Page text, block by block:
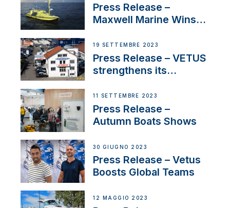
Press Release –
Maxwell Marine Wins
Anchoring System for
First USVs
19 SETTEMBRE 2023
Press Release – VETUS
strengthens its
Switzerland with new
distributor appointment
11 SETTEMBRE 2023
Press Release –
Autumn Boats Shows
30 GIUGNO 2023
Press Release – Vetus
Boosts Global Teams
12 MAGGIO 2023